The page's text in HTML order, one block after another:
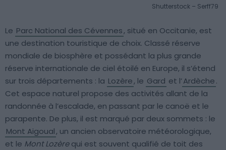
Shutterstock – Serff79
Le Parc National des Cévennes, situé en Occitanie, est
une destination touristique de choix. Classé réserve
mondiale de biosphère et possédant la plus grande
réserve internationale de ciel étoilé en Europe, il s’étend
sur trois départements : la Lozère, le Gard et l’Ardèche.
Cet espace naturel propose des activités allant de la
randonnée à l’escalade, en passant par le canoë et le
parapente. De plus, il est marqué par deux sommets : le
Mont Aigoual, un ancien observatoire météorologique,
et le Mont Lozèrequi est souvent qualifié de toit des